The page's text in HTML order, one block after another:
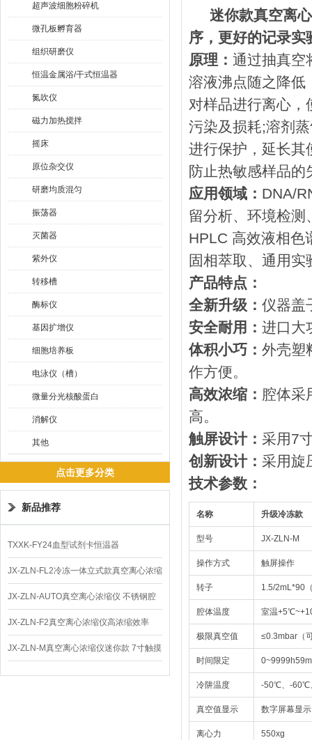
超声波细胞粉碎机
微孔板孵育器
组织研磨仪
恒温金属浴/干式恒温器
氮吹仪
磁力加热搅拌
摇床
原位杂交仪
研磨均质混匀
振荡器
灭菌器
紫外仪
转移槽
酶标仪
基因扩增仪
细胞培养板
电泳仪（槽）
微量分光核酸蛋白
消解仪
其他
点击更多分类
新品推荐
TXXK-FY24血型试剂卡恒温器
JX-ZLN-FL2冷冻一体立式款真空离心浓缩
仪 低温功能
JX-ZLN-AUTO真空离心浓缩仪 不锈钢腔
体
JX-ZLN-F2真空离心浓缩仪高浓缩效率
JX-ZLN-M真空离心浓缩仪迷你款 7寸触摸
屏
迷你款真空离心
序，更好的记录实
原理： 通过抽真空
溶液沸点随之降低
对样品进行离心，
污染及损耗;溶剂
进行保护，延长其
防止热敏感样品的
应用领域： DNA/
留分析、环境检测
HPLC 高效液相色
固相萃取、通用实
产品特点：
全新升级： 仪器盖
安全耐用： 进口大
体积小巧： 外壳塑
作方便。
高效浓缩： 腔体采
高。
触屏设计： 采用7
创新设计： 采用旋
技术参数：
名称 升级冷冻款
型号 JX-ZLN-M
操作方式 触屏操作
转子 1.5/2mL*90
腔体温度 室温
极限真空值 ≤0.3mbar（
时间限定
冷阱温度 -50℃、-60℃
真空值显示 数字屏幕显示
离心力 550xg